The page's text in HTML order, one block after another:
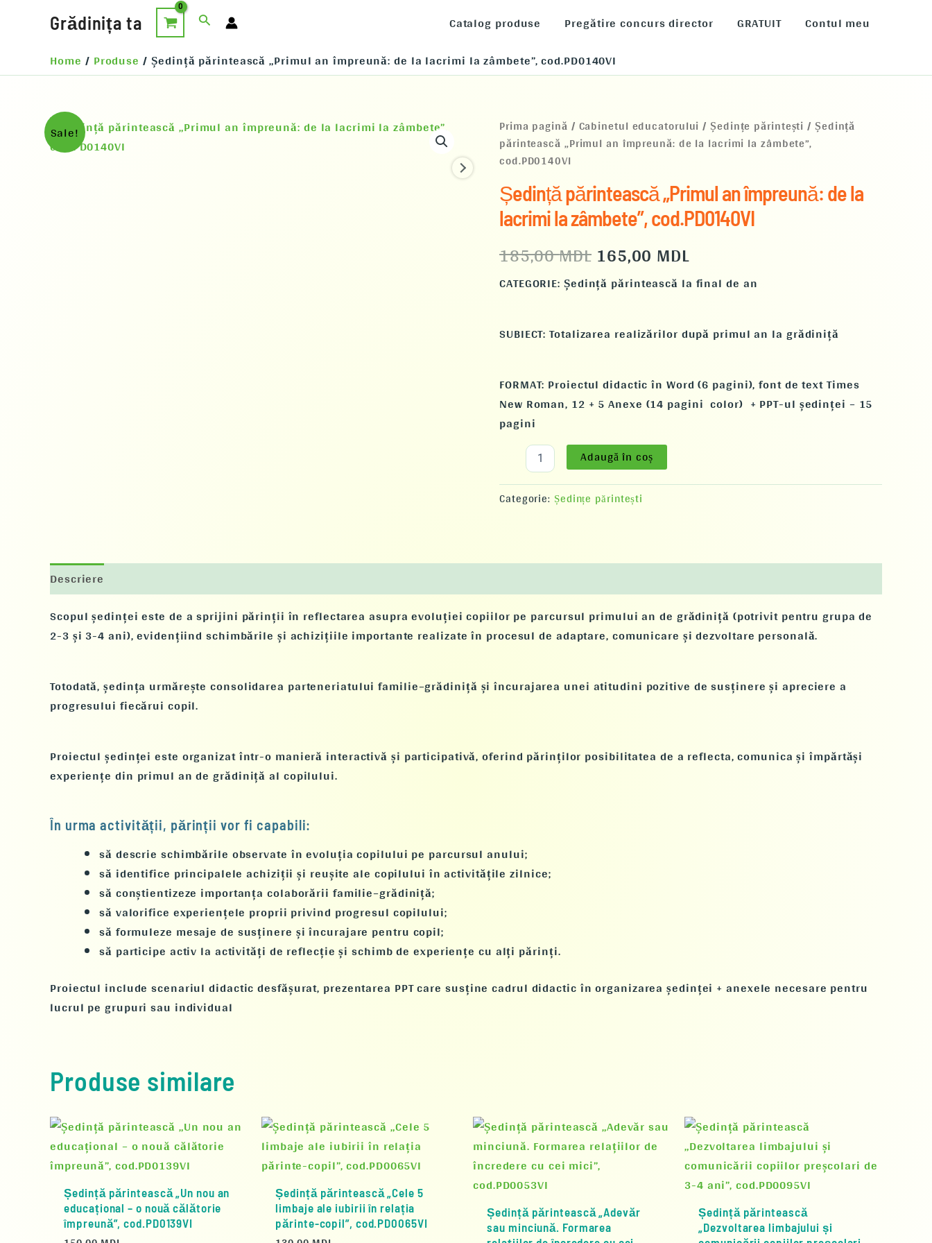
Grădinița ta Search Catalog produse Pregătire concurs director GRATUIT
Contul meu
Home
Produse Ședință părintească „Primul an împreună: de la lacrimi la zâmbete”, cod.PD0140VI
Sale! Prima pagină / Cabinetul educatorului / Ședințe părintești / Ședință
părintească „Primul an împreună: de la lacrimi la zâmbete”,
cod.PD0140VI
Ședință părintească „Primul an împreună: de la
lacrimi la zâmbete”, cod.PD0140VI
185,00MDL
Prețul
inițial
a
fost:
185,00 MDL.
165,00 MDL
Prețul
este:
165,00 MDL.
CATEGORIE: Ședință părintească la final de an
SUBIECT:Totalizarea realizărilor după primul an la grădiniță
FORMAT: Proiectul didactic în Word (6 pagini), font de text Times
New Roman, 12 + 5 Anexe (14 pagini color) + PPT-ul ședinței – 15
pagini
Cantitate
Ședință
părintească
„Primul
împreună:
de
la
la
zâmbete”,
cod.PD0140VI
Adaugă în coș
Categorie: Ședințe părintești
Descriere
Scopul ședințeieste de a sprijini părinții în reflectarea asupra evoluției copiilor pe parcursul primului an de grădiniță (potrivit pentru grupa de
2-3 și 3-4 ani), evidențiind schimbările și achizițiile importante realizate în procesul de adaptare, comunicare și dezvoltare personală.
Totodată, ședința urmărește consolidarea parteneriatului familie–grădiniță și încurajarea unei atitudini pozitive de susținere și apreciere a
progresului fiecărui copil.
Proiectul ședinței este organizat într-o manieră interactivă și participativă, oferind părinților posibilitatea de a reflecta, comunica și împărtăși
experiențe din primul an de grădiniță al copilului.
În urma activității, părinții vor fi capabili:
să descrie schimbările observate în evoluția copilului pe parcursul anului;
să identifice principalele achiziții și reușite ale copilului în activitățile zilnice;
să conștientizeze importanța colaborării familie–grădiniță;
să valorifice experiențele proprii privind progresul copilului;
să formuleze mesaje de susținere și încurajare pentru copil;
să participe activ la activități de reflecție și schimb de experiențe cu alți părinți.
Proiectul include scenariul didactic desfășurat, prezentarea PPT care susține cadrul didactic în organizarea ședinței + anexele necesare pentru
lucrul pe grupuri sau individual
Produse similare
Ședință părintească „Un nou an
educațional – o nouă călătorie
împreună”, cod.PD0139VI
Ședință părintească „Cele 5
limbaje ale iubirii în relația
părinte-copil”, cod.PD0065VI
Ședință părintească „Adevăr
sau minciună. Formarea
Ședință părintească
„Dezvoltarea limbajului și